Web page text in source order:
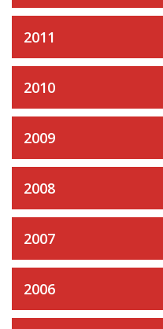
2011
2010
2009
2008
2007
2006